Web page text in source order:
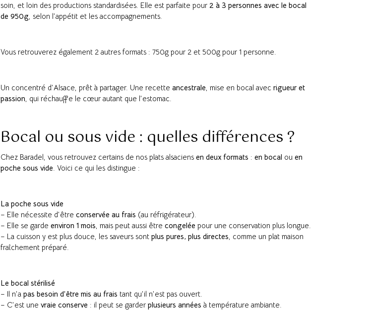
soin, et loin des productions standardisées. Elle est parfaite pour 2 à 3 personnes avec le bocal
de 950g, selon l’appétit et les accompagnements.
Vous retrouverez également 2 autres formats : 750g pour 2 et 500g pour 1 personne.
Un concentré d’Alsace, prêt à partager. Une recette ancestrale, mise en bocal avec rigueur et
passion, qui réchauffe le cœur autant que l’estomac.
Bocal ou sous vide : quelles différences ?
Chez Baradel, vous retrouvez certains de nos plats alsaciens en deux formats : en bocal ou en
poche sous vide. Voici ce qui les distingue :
La poche sous vide
– Elle nécessite d’être conservée au frais (au réfrigérateur).
– Elle se garde environ 1 mois, mais peut aussi être congelée pour une conservation plus longue.
– La cuisson y est plus douce, les saveurs sont plus pures, plus directes, comme un plat maison
fraîchement préparé.
Le bocal stérilisé
– Il n’a pas besoin d’être mis au frais tant qu’il n’est pas ouvert.
– C’est une vraie conserve : il peut se garder plusieurs années à température ambiante.